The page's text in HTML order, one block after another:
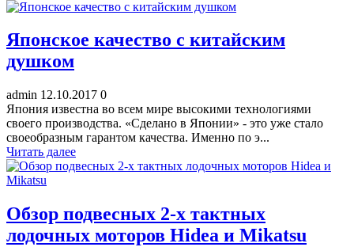
Японское качество с китайским
душком
admin 12.10.2017 0
Япония известна во всем мире высокими технологиями
своего производства. «Сделано в Японии» - это уже стало
своеобразным гарантом качества. Именно по э...
Читать далее
Обзор подвесных 2-х тактных
лодочных моторов Hidea и Mikatsu